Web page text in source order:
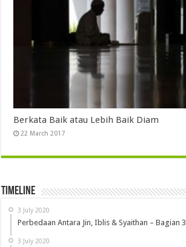
Berkata Baik atau Lebih Baik Diam
22 March 2017
Timeline
3 July 2020
Perbedaan Antara Jin, Iblis & Syaithan – Bagian 3
3 July 2020